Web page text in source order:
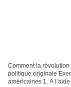
Comment la
politique originale
américaines 1. A